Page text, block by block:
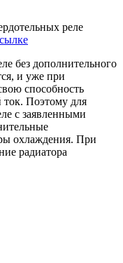
реле
без дополнительного
и уже при
способность
Поэтому для
с заявленными
охлаждения. При
радиатора